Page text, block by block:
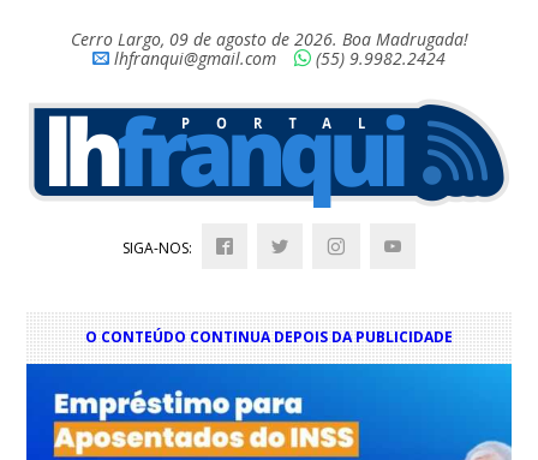
Cerro Largo, 09 de agosto de 2026. Boa Madrugada!
lhfranqui@gmail.com
(55) 9.9982.2424
SIGA-NOS:
O CONTEÚDO CONTINUA DEPOIS DA PUBLICIDADE